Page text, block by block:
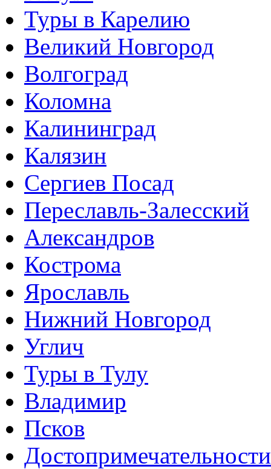
Туры в Карелию
Великий Новгород
Волгоград
Коломна
Калининград
Калязин
Сергиев Посад
Переславль-Залесский
Александров
Кострома
Ярославль
Нижний Новгород
Углич
Туры в Тулу
Владимир
Псков
Достопримечательности